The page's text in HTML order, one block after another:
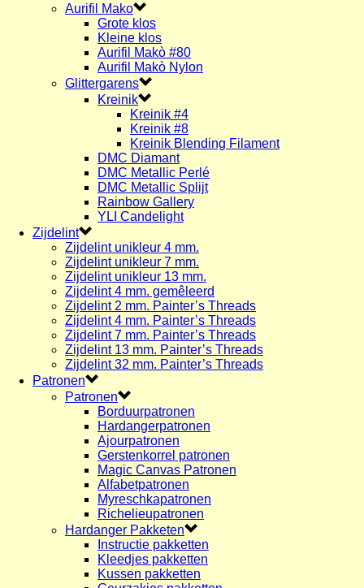
Aurifil Mako
Grote klos
Kleine klos
Aurifil Makò #80
Aurifil Makò Nylon
Glittergarens
Kreinik
Kreinik #4
Kreinik #8
Kreinik Blending Filament
DMC Diamant
DMC Metallic Perlé
DMC Metallic Splijt
Rainbow Gallery
YLI Candelight
Zijdelint
Zijdelint unikleur 4 mm.
Zijdelint unikleur 7 mm.
Zijdelint unikleur 13 mm.
Zijdelint 4 mm. gemêleerd
Zijdelint 2 mm. Painter’s Threads
Zijdelint 4 mm. Painter’s Threads
Zijdelint 7 mm. Painter’s Threads
Zijdelint 13 mm. Painter’s Threads
Zijdelint 32 mm. Painter’s Threads
Patronen
Patronen
Borduurpatronen
Hardangerpatronen
Ajourpatronen
Gerstenkorrel patronen
Magic Canvas Patronen
Alfabetpatronen
Myreschkapatronen
Richelieupatronen
Hardanger Pakketen
Instructie pakketten
Kleedjes pakketten
Kussen pakketten